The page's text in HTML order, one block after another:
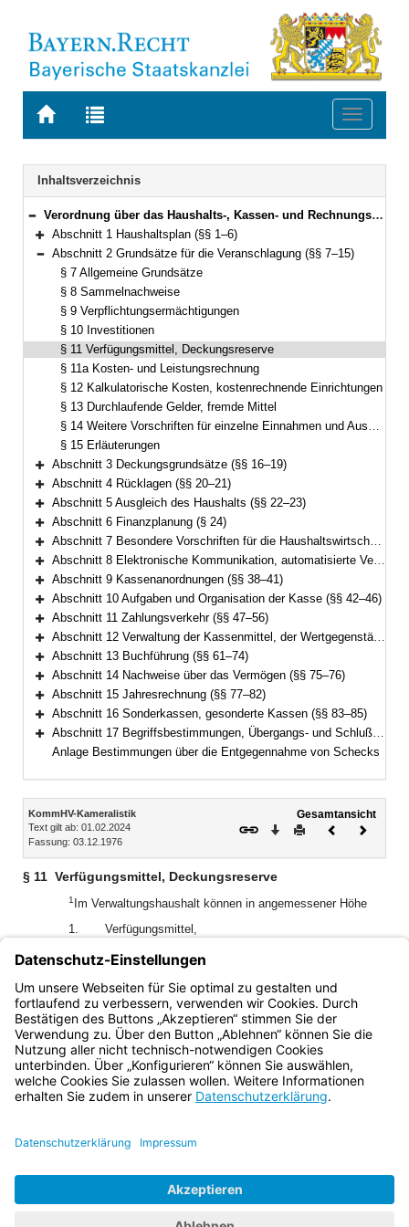
Zur
BAYERN.RECHT
Zur
letzten
Suche
Toggle
Navigation
Inhaltsverzeichnis
Bereich reduzieren
Verordnung über das Haushalts-, Kassen- und Rechnungswesen der Gemeinden, der Landkreise und der Bezirke nach den Grundsätzen der Kameralistik (Kommunalhaushaltsverordnung – Kameralistik – KommHV-Kameralistik) Vom 3. Dezember 1976 (BayRS Nr. II S. 443) BayRS 2023-1-I (§§ 1–89)
Bereich erweitern
Abschnitt 1 Haushaltsplan (§§ 1–6)
Bereich reduzieren
Abschnitt 2 Grundsätze für die Veranschlagung (§§ 7–15)
§ 7 Allgemeine Grundsätze
§ 8 Sammelnachweise
§ 9 Verpflichtungsermächtigungen
§ 10 Investitionen
§ 11 Verfügungsmittel, Deckungsreserve
§ 11a Kosten- und Leistungsrechnung
§ 12 Kalkulatorische Kosten, kostenrechnende Einrichtungen
§ 13 Durchlaufende Gelder, fremde Mittel
§ 14 Weitere Vorschriften für einzelne Einnahmen und Ausgaben
§ 15 Erläuterungen
Bereich erweitern
Abschnitt 3 Deckungsgrundsätze (§§ 16–19)
Bereich erweitern
Abschnitt 4 Rücklagen (§§ 20–21)
Bereich erweitern
Abschnitt 5 Ausgleich des Haushalts (§§ 22–23)
Bereich erweitern
Abschnitt 6 Finanzplanung (§ 24)
Bereich erweitern
Abschnitt 7 Besondere Vorschriften für die Haushaltswirtschaft (§§ 25–36)
Bereich erweitern
Abschnitt 8 Elektronische Kommunikation, automatisierte Verfahren (§ 37)
Bereich erweitern
Abschnitt 9 Kassenanordnungen (§§ 38–41)
Bereich erweitern
Abschnitt 10 Aufgaben und Organisation der Kasse (§§ 42–46)
Bereich erweitern
Abschnitt 11 Zahlungsverkehr (§§ 47–56)
Bereich erweitern
Abschnitt 12 Verwaltung der Kassenmittel, der Wertgegenstände und anderer Gegenstände (§§ 57–60)
Bereich erweitern
Abschnitt 13 Buchführung (§§ 61–74)
Bereich erweitern
Abschnitt 14 Nachweise über das Vermögen (§§ 75–76)
Bereich erweitern
Abschnitt 15 Jahresrechnung (§§ 77–82)
Bereich erweitern
Abschnitt 16 Sonderkassen, gesonderte Kassen (§§ 83–85)
Bereich erweitern
Abschnitt 17 Begriffsbestimmungen, Übergangs- und Schlußvorschriften (§§ 86–89)
Anlage Bestimmungen über die Entgegennahme von Schecks
Inhalt
KommHV-Kameralistik
Text gilt ab: 01.02.2024
Fassung: 03.12.1976
Gesamtansicht
Download
DruckenVorheriges
§ 11 Verfügungsmittel, Deckungsreserve
1 Im Verwaltungshaushalt können in angemessener Höhe
1.
Verfügungsmittel,
2.
Mittel als Deckungsreserve
veranschlagt werden.2 Die Ansätze dürfen nicht
überschritten werden; die Mittel sind nicht übertragbar.
Bayern.de
BayernPortal
Impressum